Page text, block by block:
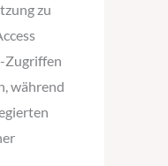
zu
Zugriffen
während